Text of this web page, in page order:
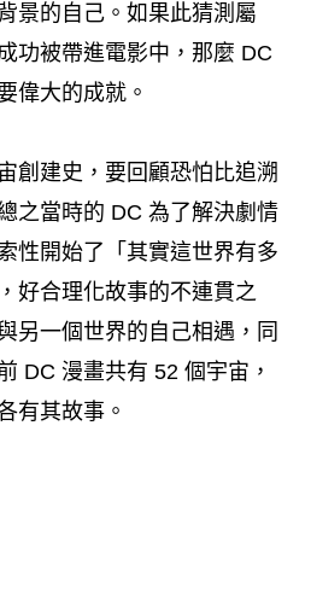
景的自己。如果此猜測屬
功被帶進電影中，那麼 DC
偉大的成就。
創建史，要回顧恐怕比追溯
之當時的 DC 為了解決劇情
性開始了「其實這世界有多
好合理化故事的不連貫之
另一個世界的自己相遇，同
DC 漫畫共有 52 個宇宙，
有其故事。